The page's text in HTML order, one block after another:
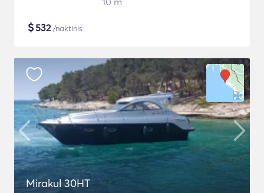
$532/naktinis
Mirakul 30HT